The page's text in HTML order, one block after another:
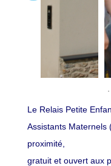
Le Relais Petite
Assistants Maternels
proximité,
gratuit et ouvert aux